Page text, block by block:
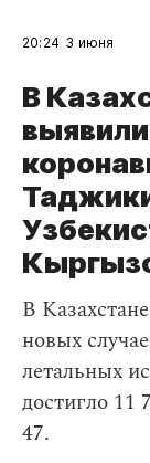
20:24 3 июня
В
В
новых
летальных
достигло 11
47.